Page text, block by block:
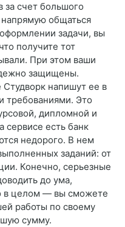
за счет большого
напрямую общаться
задачи, вы
получите тот
При этом ваши
защищены.
напишут ее в
требованиями. Это
дипломной и
сервисе есть банк
недорого. В нем
заданий: от
Конечно, серьезные
до ума,
в целом — вы сможете
работы по своему
сумму.